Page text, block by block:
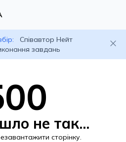
Співавтор Нейт
завдань
не так...
сторінку.